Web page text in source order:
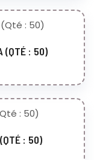
(QTÉ : 50)
: 50)